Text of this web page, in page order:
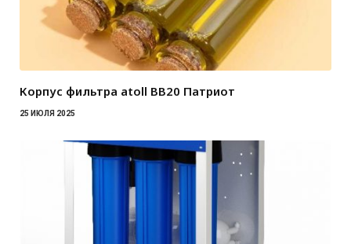
Корпус фильтра atoll BB20 Патриот
25 ИЮЛЯ 2025